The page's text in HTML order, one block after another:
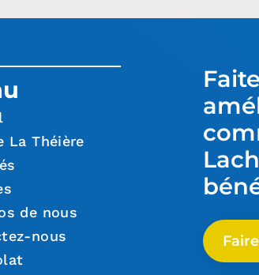
La Théière
de nous
nous